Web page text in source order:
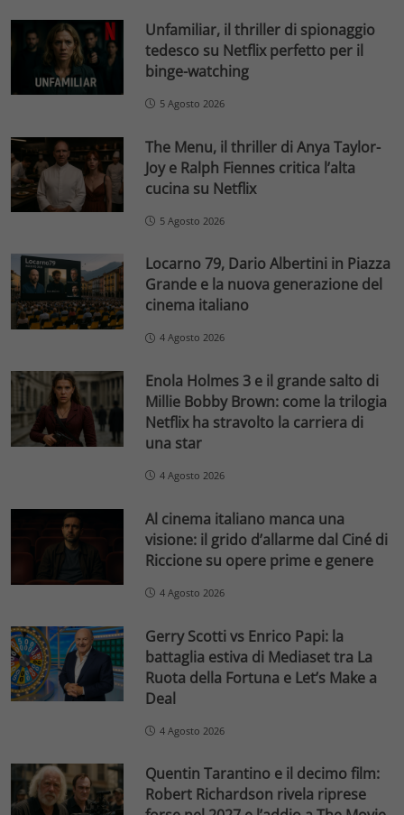
Unfamiliar, il thriller di spionaggio
tedesco su Netflix perfetto per il
binge-watching
5 Agosto 2026
The Menu, il thriller di Anya Taylor-
Joy e Ralph Fiennes critica l’alta
cucina su Netflix
5 Agosto 2026
Locarno 79, Dario Albertini in Piazza
Grande e la nuova generazione del
cinema italiano
4 Agosto 2026
Enola Holmes 3 e il grande salto di
Millie Bobby Brown: come la trilogia
Netflix ha stravolto la carriera di
una star
4 Agosto 2026
Al cinema italiano manca una
visione: il grido d’allarme dal Ciné di
Riccione su opere prime e genere
4 Agosto 2026
Gerry Scotti vs Enrico Papi: la
battaglia estiva di Mediaset tra La
Ruota della Fortuna e Let’s Make a
Deal
4 Agosto 2026
Quentin Tarantino e il decimo film:
Robert Richardson rivela riprese